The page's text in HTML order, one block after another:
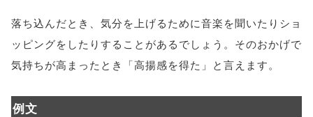
落ち込んだとき、気分を上げるために音楽を聞いたりショ
ッピングをしたりすることがあるでしょう。そのおかげで
気持ちが高まったとき「高揚感を得た」と言えます。
例文